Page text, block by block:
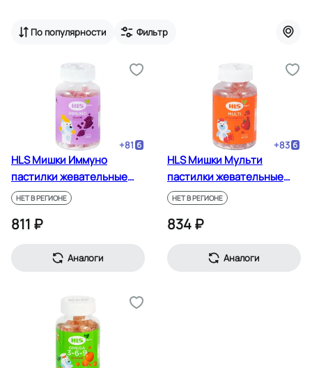
По популярности Фильтр
+81
HLS Мишки Иммуно
пастилки жевательные
Виноград 90 шт
НЕТ В РЕГИОНЕ
811 ₽
Аналоги
+83
HLS Мишки Мульти
пастилки жевательные
Клубника 90 шт
НЕТ В РЕГИОНЕ
834 ₽
Аналоги